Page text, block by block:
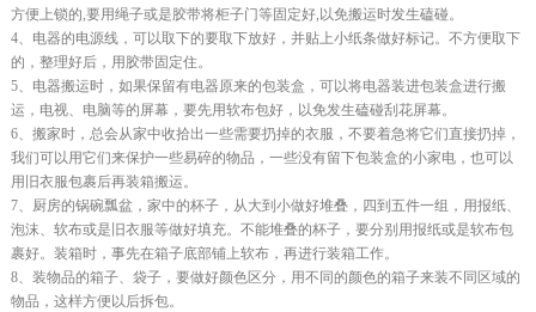
方便上锁的,要用绳子或是胶带将柜子门等固定好,以免搬运时发生磕碰。
4、电器的电源线，可以取下的要取下放好，并贴上小纸条做好标记。不方便取下
的，整理好后，用胶带固定住。
5、电器搬运时，如果保留有电器原来的包装盒，可以将电器装进包装盒进行搬
运，电视、电脑等的屏幕，要先用软布包好，以免发生磕碰刮花屏幕。
6、搬家时，总会从家中收拾出一些需要扔掉的衣服，不要着急将它们直接扔掉，
我们可以用它们来保护一些易碎的物品，一些没有留下包装盒的小家电，也可以
用旧衣服包裹后再装箱搬运。
7、厨房的锅碗瓢盆，家中的杯子，从大到小做好堆叠，四到五件一组，用报纸、
泡沫、软布或是旧衣服等做好填充。不能堆叠的杯子，要分别用报纸或是软布包
裹好。装箱时，事先在箱子底部铺上软布，再进行装箱工作。
8、装物品的箱子、袋子，要做好颜色区分，用不同的颜色的箱子来装不同区域的
物品，这样方便以后拆包。